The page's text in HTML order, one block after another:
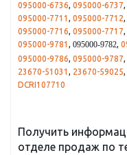
095000-6736, 095000-6737,
095000-7711 , 095000-7712,
095000-7716, 095000-7717,
095000-9781 , 095000-9782,
095000-9786, 095000-9787,
23670-51031 , 23670-59025,
DCRI107710
Получить
отделе продаж по